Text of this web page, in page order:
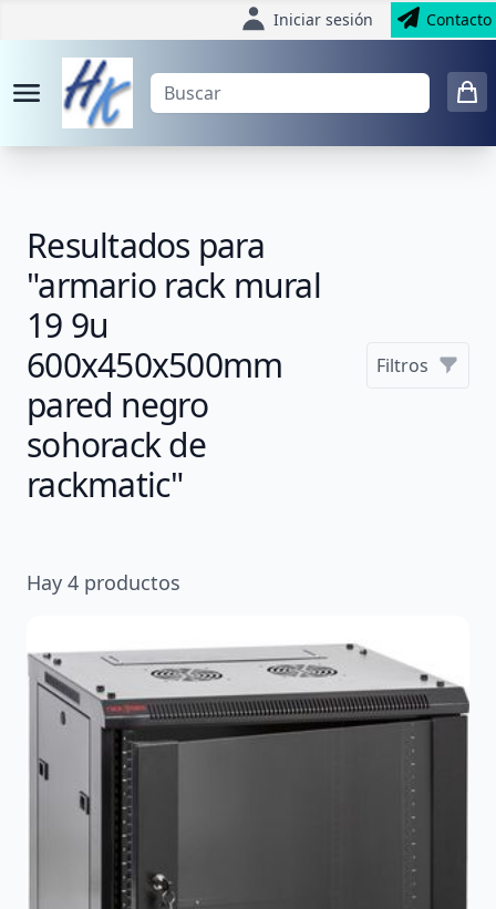
Iniciar sesión Contacto
Resultados para
"armario rack mural
19 9u
600x450x500mm
pared negro
sohorack de
rackmatic"
Filtros
Hay 4 productos